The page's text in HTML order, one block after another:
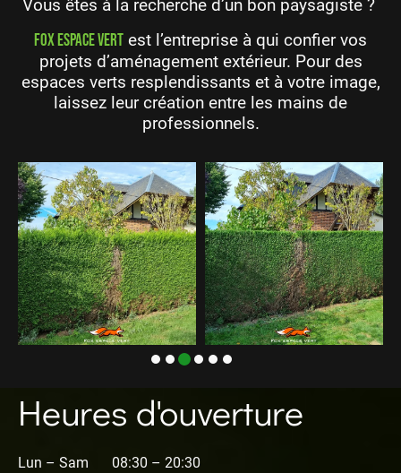
Vous êtes à la recherche d’un bon paysagiste ?
Fox Espace Vert est l’entreprise à qui confier vos
projets d’aménagement extérieur. Pour des
espaces verts resplendissants et à votre image,
laissez leur création entre les mains de
professionnels.
Heures d'ouverture
Lun – Sam
08:30 – 20:30